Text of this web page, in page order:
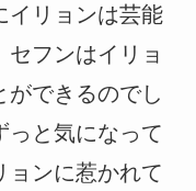
イリョンは芸能
セフンはイリョ
ができるのでし
っと気になって
ョンに惹かれて